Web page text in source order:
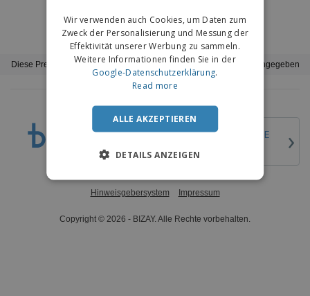
Diese Preise enthalten keine Versandkosten, sofern nicht anders angegeben
Deutschland |
DE
›
Hinweisgebersystem Impressum
Copyright © 2026 - BIZAY. Alle Rechte vorbehalten.
Wir verwenden auch Cookies, um Daten zum
Zweck der Personalisierung und Messung der
Effektivität unserer Werbung zu sammeln.
Weitere Informationen finden Sie in der
Google-Datenschutzerklärung.
Read more
ALLE AKZEPTIEREN
DETAILS ANZEIGEN